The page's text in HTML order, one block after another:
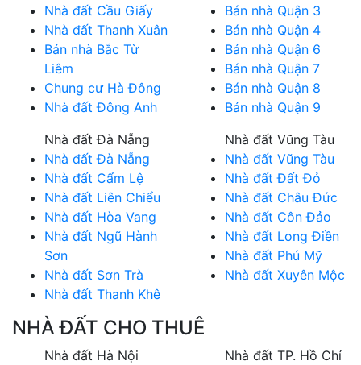
Nhà đất Cầu Giấy
Nhà đất Thanh Xuân
Bán nhà Bắc Từ
Liêm
Chung cư Hà Đông
Nhà đất Đông Anh
Bán nhà Quận 3
Bán nhà Quận 4
Bán nhà Quận 6
Bán nhà Quận 7
Bán nhà Quận 8
Bán nhà Quận 9
Nhà đất Đà Nẵng
Nhà đất Đà Nẵng
Nhà đất Cẩm Lệ
Nhà đất Liên Chiểu
Nhà đất Hòa Vang
Nhà đất Ngũ Hành
Sơn
Nhà đất Sơn Trà
Nhà đất Thanh Khê
Nhà đất Vũng Tàu
Nhà đất Vũng Tàu
Nhà đất Đất Đỏ
Nhà đất Châu Đức
Nhà đất Côn Đảo
Nhà đất Long Điền
Nhà đất Phú Mỹ
Nhà đất Xuyên Mộc
NHÀ ĐẤT CHO THUÊ
Nhà đất Hà Nội
Nhà đất TP. Hồ Chí